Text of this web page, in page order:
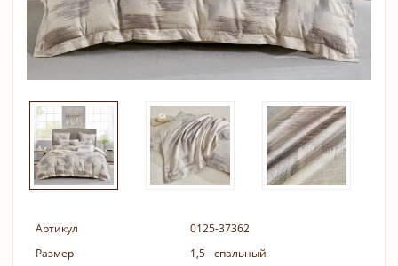
Артикул
0125-37362
Размер
1,5 - спальный